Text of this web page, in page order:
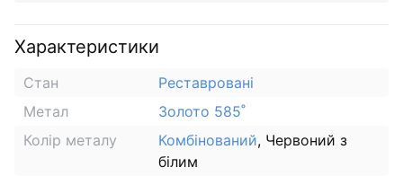
Характеристики
Стан
Реставровані
Метал
Золото 585˚
Колір металу
Комбінований, Червоний з
білим